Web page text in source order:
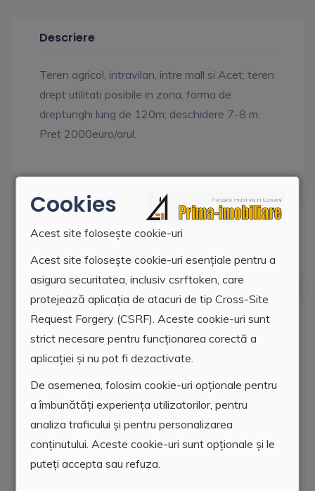
Cookies
Acest site folosește cookie-uri
Acest site folosește cookie-uri esențiale pentru a
asigura securitatea, inclusiv csrftoken, care
protejează aplicația de atacuri de tip Cross-Site
Request Forgery (CSRF). Aceste cookie-uri sunt
strict necesare pentru funcționarea corectă a
aplicației și nu pot fi dezactivate.
De asemenea, folosim cookie-uri opționale pentru
a îmbunătăți experiența utilizatorilor, pentru
analiza traficului și pentru personalizarea
conținutului. Aceste cookie-uri sunt opționale și le
puteți accepta sau refuza.
Descriere
Teren agricol, intravilan, intre mall si Acet; teren
drept utilitati posibile in zona, forma de
dreptunghi lung de 120m; deschidere 7-8 m.
Pret 2000euro/arul.
Locatie agentie